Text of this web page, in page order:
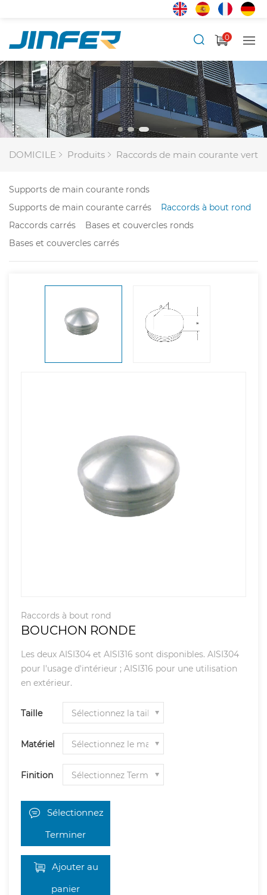
0
DOMICILE Produits Raccords de main courante
Supports de main courante ronds
Supports de main courante carrés
Raccords à bout rond
Raccords carrés
Bases et couvercles ronds
Bases et couvercles carrés
Raccords à bout rond
BOUCHON RONDE
Les deux AISI304 et AISI316 sont disponibles. AISI304
pour l'usage d'intérieur ; AISI316 pour une utilisation
en extérieur.
Taille
Matériel
Finition
Sélectionnez
Terminer
Ajouter au
panier